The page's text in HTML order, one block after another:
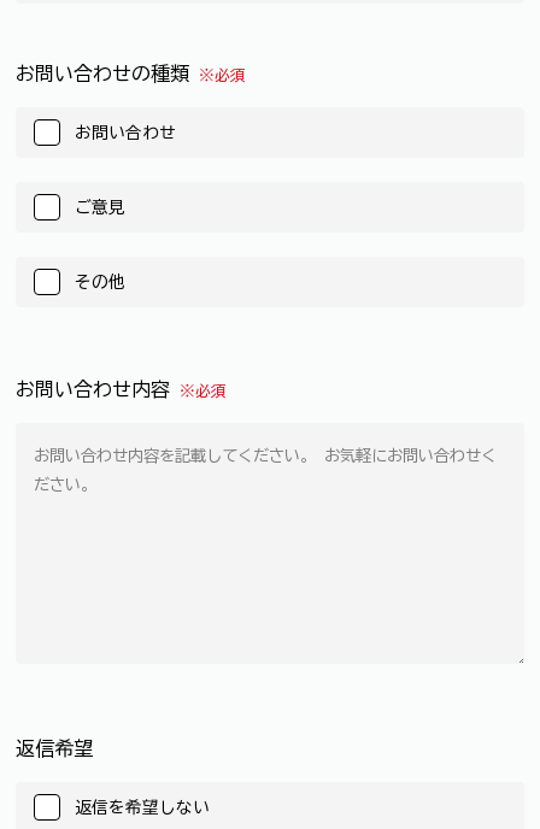
お問い合わせの種類 ※必須
お問い合わせ
ご意見
その他
お問い合わせ内容 ※必須
返信希望
返信を希望しない